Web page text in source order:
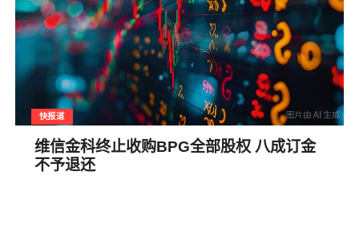
快报道
维信金科终止收购BPG全部股权 八成订金
不予退还